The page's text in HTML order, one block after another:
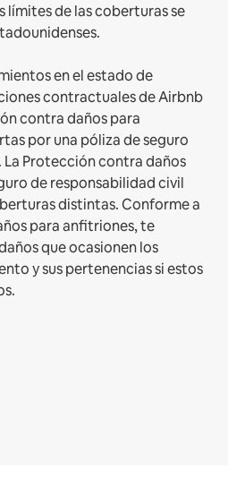
límites de las coberturas se
en el estado de
contractuales de Airbnb
contra daños para
por una póliza de seguro
Protección contra daños
de responsabilidad civil
distintas. Conforme a
para anfitriones, te
que ocasionen los
y sus pertenencias si estos